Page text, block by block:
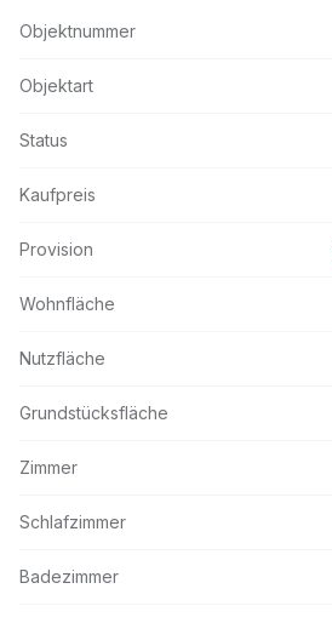
Objektnummer
Objektart
Status
Kaufpreis
Provision
Wohnfläche
Nutzfläche
Grundstücksfläche
Zimmer
Schlafzimmer
Badezimmer